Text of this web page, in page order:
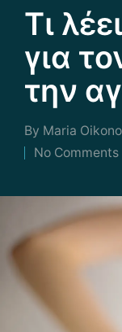
Τι
για
την
Posted
by
By Maria
No Comments